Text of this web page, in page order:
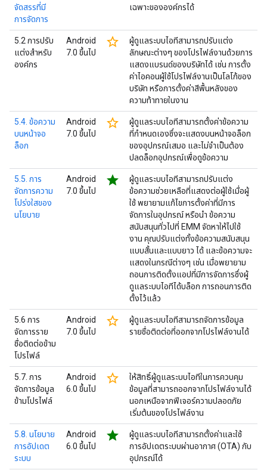
จัดสรรที่มี
การจัดการ
เฉพาะขององค์กรได้
5.2 การปรับ
แต่งสำหรับ
องค์กร
Android
7.0 ขึ้นไป
star_border
ผู้ดูแลระบบไอทีสามารถปรับแต่ง
ลักษณะต่างๆ ของโปรไฟล์งานด้วยการ
แสดงแบรนด์ของบริษัทได้ เช่น การตั้ง
ค่าไอคอนผู้ใช้โปรไฟล์งานเป็นโลโก้ของ
บริษัท หรือการตั้งค่าสีพื้นหลังของ
ความท้าทายในงาน
5.4. ข้อความ
บนหน้าจอ
ล็อก
Android
7.0 ขึ้นไป
star_border
ผู้ดูแลระบบไอทีสามารถตั้งค่าข้อความ
ที่กำหนดเองซึ่งจะแสดงบนหน้าจอล็อก
ของอุปกรณ์เสมอ และไม่จำเป็นต้อง
ปลดล็อกอุปกรณ์เพื่อดูข้อความ
5.5. การ
จัดการความ
โปร่งใสของ
นโยบาย
Android
7.0 ขึ้นไป
star
ผู้ดูแลระบบไอทีสามารถปรับแต่ง
ข้อความช่วยเหลือที่แสดงต่อผู้ใช้เมื่อผู้
ใช้ พยายามแก้ไขการตั้งค่าที่มีการ
จัดการในอุปกรณ์ หรือนำ ข้อความ
สนับสนุนทั่วไปที่ EMM จัดหาให้ไปใช้
งาน คุณปรับแต่งทั้งข้อความสนับสนุน
แบบสั้นและแบบยาว ได้ และข้อความจะ
แสดงในกรณีต่างๆ เช่น เมื่อพยายาม
ถอนการติดตั้งแอปที่มีการจัดการซึ่งผู้
ดูแลระบบไอทีได้บล็อก การถอนการติด
ตั้งไว้แล้ว
5.6 การ
จัดการราย
ชื่อติดต่อข้าม
โปรไฟล์
Android
7.0 ขึ้นไป
star_border
ผู้ดูแลระบบไอทีสามารถจัดการข้อมูล
รายชื่อติดต่อที่ออกจากโปรไฟล์งานได้
5.7. การ
จัดการข้อมูล
ข้ามโปรไฟล์
Android
6.0 ขึ้นไป
star_border
ให้สิทธิ์ผู้ดูแลระบบไอทีในการควบคุม
ข้อมูลที่สามารถออกจากโปรไฟล์งานได้
นอกเหนือจากฟีเจอร์ความปลอดภัย
เริ่มต้นของโปรไฟล์งาน
5.8. นโยบาย
การอัปเดต
ระบบ
Android
6.0 ขึ้นไป
star
ผู้ดูแลระบบไอทีสามารถตั้งค่าและใช้
การอัปเดตระบบผ่านอากาศ (OTA) กับ
อุปกรณ์ได้